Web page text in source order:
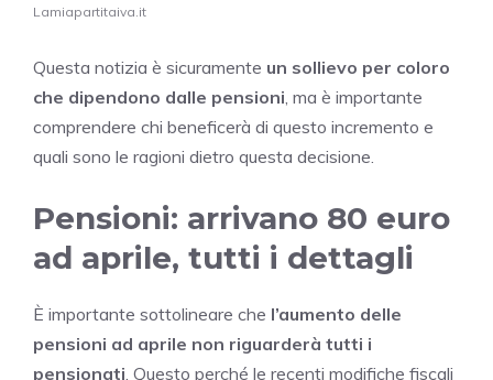
Lamiapartitaiva.it
Questa notizia è sicuramente un sollievo per coloro
che dipendono dalle pensioni, ma è importante
comprendere chi beneficerà di questo incremento e
quali sono le ragioni dietro questa decisione.
Pensioni: arrivano 80 euro
ad aprile, tutti i dettagli
È importante sottolineare che l’aumento delle
pensioni ad aprile non riguarderà tutti i
pensionati. Questo perché le recenti modifiche fiscali